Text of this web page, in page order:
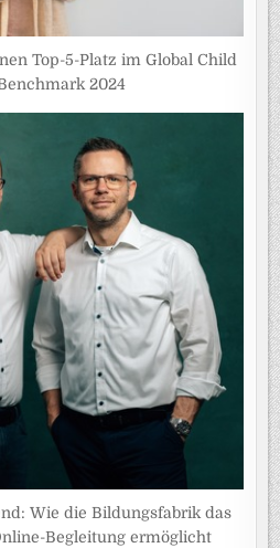
Top-5-Platz im Global Child
2024
Wie die Bildungsfabrik das
Begleitung ermöglicht